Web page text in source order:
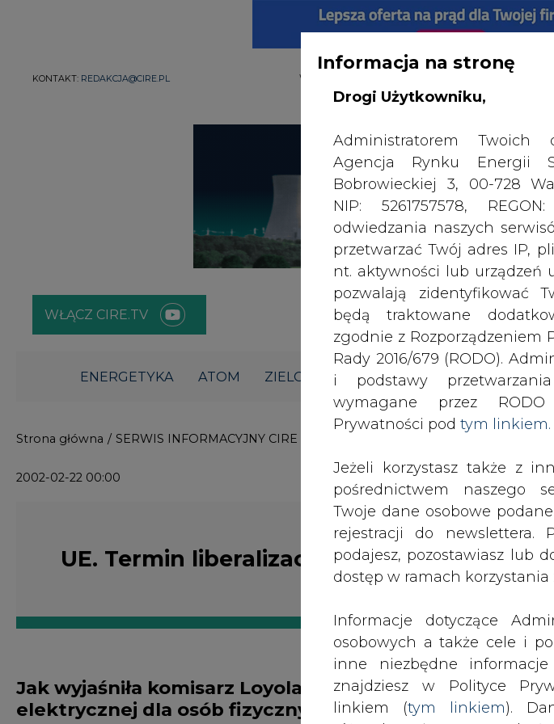
WYDAWCA PORTALU:
ZIELONA GOSPODARKA ZMIANY
Informacja na stronę
Drogi Użytkowniku,
Administratorem Twoich
Agencja Rynku Energii
Bobrowieckiej 3, 00-728
NIP: 5261757578,
odwiedzania naszych
przetwarzać Twój adres IP,
nt. aktywności lub urządzeń
pozwalają zidentyfikować
będą traktowane
zgodnie z Rozporządzeniem
Rady 2016/679 (RODO).
i podstawy
wymagane przez
Prywatności pod tym linkiem.
Jeżeli korzystasz także z
pośrednictwem naszego
Twoje dane osobowe
rejestracji do newslettera.
podajesz, pozostawiasz lub
dostęp w ramach korzystania
Informacje dotyczące
osobowych a także cele i
inne niezbędne
znajdziesz w Polityce
linkiem (tym linkiem).
UE. Termin liberalizacji bez zmian
2002-02-22 00:00
UE. Termin liberalizacji bez zmian
Jak wyjaśniła komisarz Loyola de Palacido termin
elektrycznej dla osób fizycznych nie ulegnie zmianie i